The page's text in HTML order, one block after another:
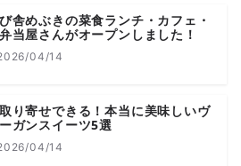
舎めぶきの菜食ランチ・カフェ・
当屋さんがオープンしました！
04/14
り寄せできる！本当に美味しいヴ
ガンスイーツ5選
04/14